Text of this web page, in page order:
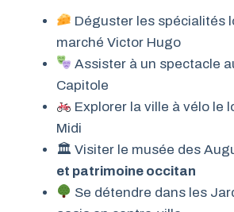
Déguster les spécialités
marché Victor Hugo
Assister à un spectacle
Capitole
Explorer la ville à vélo le
Midi
🏛 Visiter le musée des
et patrimoine occitan
Se détendre dans les